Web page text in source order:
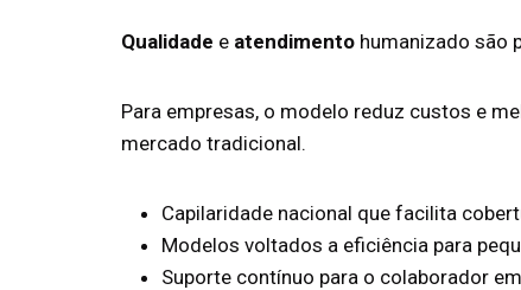
Qualidade e atendimento humanizado são
Para empresas, o modelo reduz custos e
mercado tradicional.
Capilaridade nacional que facilita
Modelos voltados a eficiência para
Suporte contínuo para o colaborador